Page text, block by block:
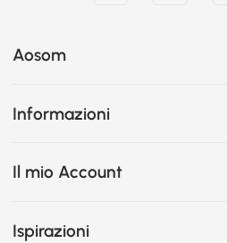
Aosom
Informazioni
Il mio Account
Ispirazioni